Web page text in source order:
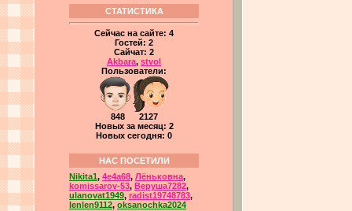
СТАТИСТИКА
Сейчас на сайте: 4
Гостей: 2
Сайчат: 2
Akbara, stvol
Пользователи:
848 2127
Новых за месяц: 2
Новых сегодня: 0
НАС ПОСЕТИЛИ
Nikita1, 4e4a68, Лёньковна,
komissarov-53, Веруша7282,
ulanovat1949, radist19748783,
lenlen9112, oksanochka2024